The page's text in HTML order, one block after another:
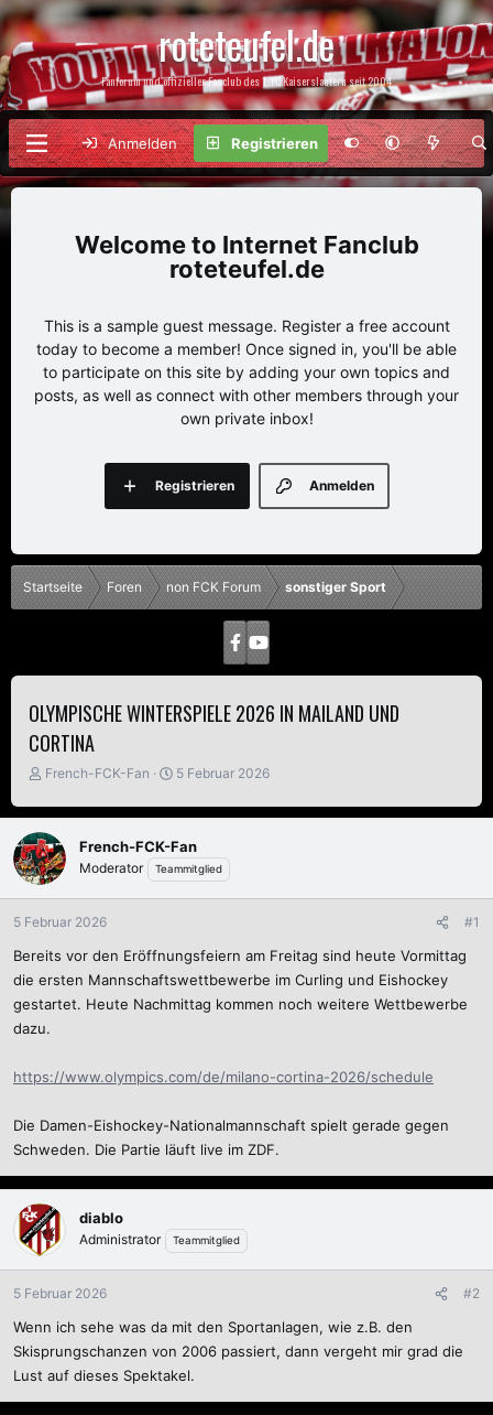
roteteufel.de
Fanforum und offizieller Fanclub des 1. FC Kaiserslautern seit 2004
Anmelden Registrieren
Internet Fanclub
roteteufel.de
This is a sample guest message. Register a free account
today to become a member! Once signed in, you'll be able
to participate on this site by adding your own topics and
posts, as well as connect with other members through your
own private inbox!
Anmelden
Registrieren
Startseite Foren non FCK Forum sonstiger Sport
OLYMPISCHE WINTERSPIELE 2026 IN MAILAND UND
CORTINA
E
s
t
e
l
r
French-FCK-Fan
E
s
e
l
m
5 Februar 2026
French-FCK-Fan
Moderator Teammitglied
5 Februar 2026 #1
Bereits vor den Eröffnungsfeiern am Freitag sind heute Vormittag
die ersten Mannschaftswettbewerbe im Curling und Eishockey
gestartet. Heute Nachmittag kommen noch weitere Wettbewerbe
dazu.
https://www.olympics.com/de/milano-cortina-2026/schedule
Die Damen-Eishockey-Nationalmannschaft spielt gerade gegen
Schweden. Die Partie läuft live im ZDF.
diablo
Administrator Teammitglied
5 Februar 2026 #2
Wenn ich sehe was da mit den Sportanlagen, wie z.B. den
Skisprungschanzen von 2006 passiert, dann vergeht mir grad die
Lust auf dieses Spektakel.